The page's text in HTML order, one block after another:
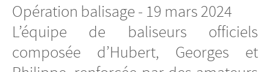
Opération balisage - 19 mars 2024
L’équipe de baliseurs officiels
composée d’Hubert, Georges et